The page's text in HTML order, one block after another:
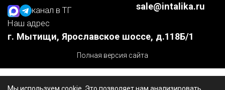
канал в ТГ sale@intalika.ru
Наш адрес
г. Мытищи, Ярославское шоссе, д.118Б/1
Полная версия сайта